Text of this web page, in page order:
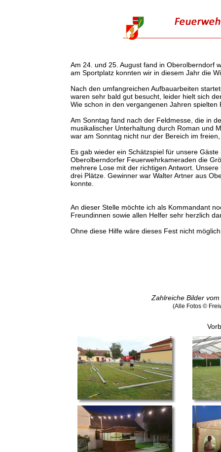
Am 24. und 25. August fand in Oberolberndorf
am Sportplatz konnten wir in diesem Jahr die
Nach den umfangreichen Aufbauarbeiten
waren sehr bald gut besucht, leider hielt sich
Wie schon in den vergangenen Jahren
Am Sonntag fand nach der Feldmesse, die in
musikalischer Unterhaltung durch Roman und
war am Sonntag nicht nur der Bereich im
Es gab wieder ein Schätzspiel für unsere
Oberolberndorfer Feuerwehrkameraden die
mehrere Lose mit der richtigen Antwort.
drei Plätze. Gewinner war Walter Artner aus
konnte.
An dieser Stelle möchte ich als Kommandant
Freundinnen sowie allen Helfer sehr herzlich
Ohne diese Hilfe wäre dieses Fest nicht
Zahlreiche Bilder
(Alle Fotos ©